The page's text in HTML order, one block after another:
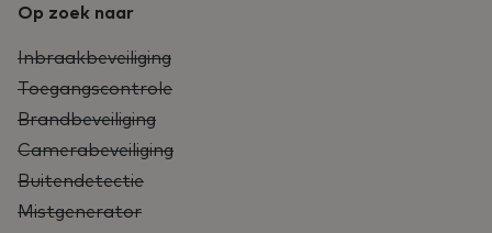
Op zoek naar
Inbraakbeveiliging
Toegangscontrole
Brandbeveiliging
Camerabeveiliging
Buitendetectie
Mistgenerator